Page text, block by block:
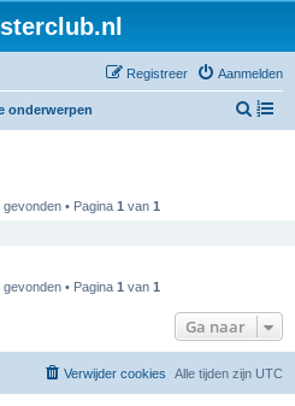
Aanmelden
Registreer
onderwerpen
Z
• Pagina 1 van 1
• Pagina 1 van 1
Ga naar
Alle tijden zijn UTC
Verwijder cookies